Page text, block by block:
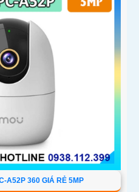
A52P 360 GIÁ RẺ 5MP